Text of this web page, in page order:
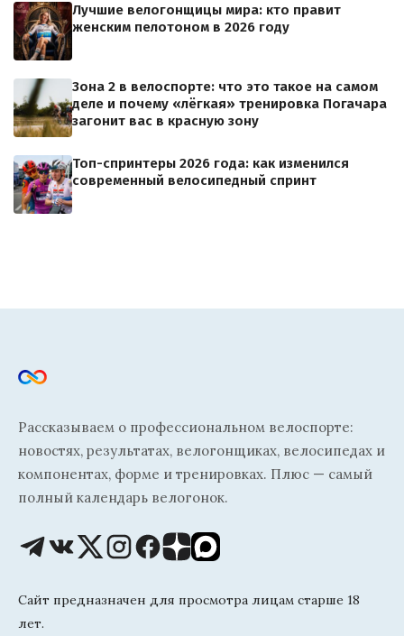
Лучшие велогонщицы мира: кто правит
женским пелотоном в 2026 году
Зона 2 в велоспорте: что это такое на самом
деле и почему «лёгкая» тренировка Погачара
загонит вас в красную зону
Топ-спринтеры 2026 года: как изменился
современный велосипедный спринт
Рассказываем о профессиональном велоспорте:
новостях, результатах, велогонщиках, велосипедах и
компонентах, форме и тренировках. Плюс — самый
полный календарь велогонок.
Сайт предназначен для просмотра лицам старше 18
лет.